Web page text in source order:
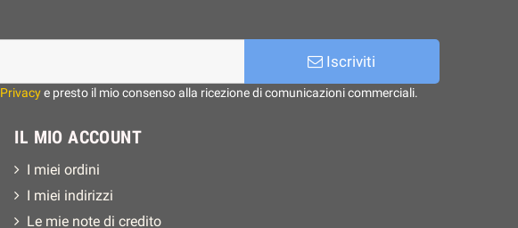
Iscriviti
Privacye presto il mio consenso alla ricezione di comunicazioni commerciali.
IL MIO ACCOUNT
I miei ordini
I miei indirizzi
Le mie note di credito